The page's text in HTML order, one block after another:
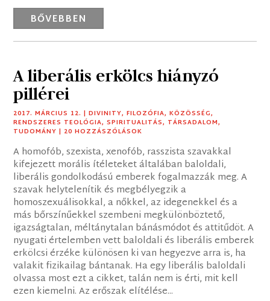
BŐVEBBEN
A liberális erkölcs hiányzó
pillérei
2017. MÁRCIUS 12. |DIVINITY,FILOZÓFIA,KÖZÖSSÉG,
RENDSZERES TEOLÓGIA,SPIRITUALITÁS, TÁRSADALOM,
TUDOMÁNY | 20 HOZZÁSZÓLÁSOK
A homofób, szexista, xenofób, rasszista szavakkal
kifejezett morális ítéleteket általában baloldali,
liberális gondolkodású emberek fogalmazzák meg. A
szavak helytelenítik és megbélyegzik a
homoszexuálisokkal, a nőkkel, az idegenekkel és a
más bőrszínűekkel szembeni megkülönböztető,
igazságtalan, méltánytalan bánásmódot és attitűdöt. A
nyugati értelemben vett baloldali és liberális emberek
erkölcsi érzéke különösen ki van hegyezve arra is, ha
valakit fizikailag bántanak. Ha egy liberális baloldali
olvassa most ezt a cikket, talán nem is érti, mit kell
ezen kiemelni. Az erőszak elítélése...